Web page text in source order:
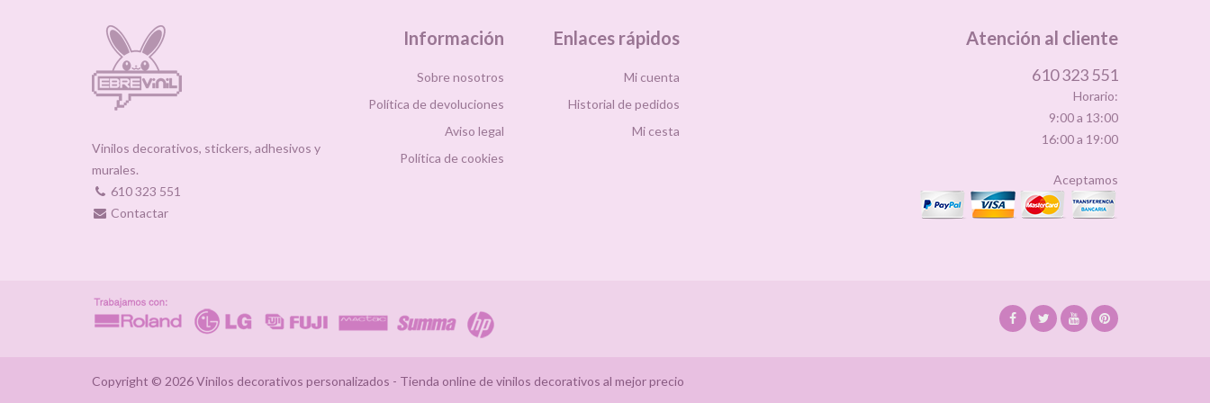
Vinilos decorativos, stickers, adhesivos y
murales.
610 323 551
Contactar
Información
Sobre nosotros
Política de devoluciones
Aviso legal
Política de cookies
Enlaces rápidos
Mi cuenta
Historial de pedidos
Mi cesta
Atención al cliente
610 323 551
Horario:
9:00 a 13:00
16:00 a 19:00
Aceptamos
Copyright © 2026 Vinilos decorativos personalizados - Tienda online de vinilos decorativos al mejor precio